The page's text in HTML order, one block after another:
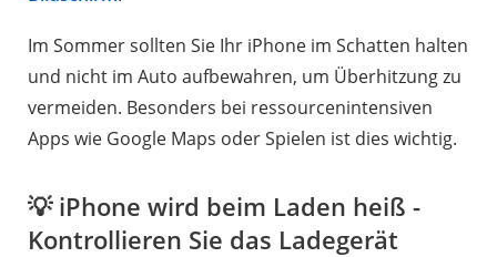
Im Sommer sollten Sie Ihr iPhone im Schatten halten
und nicht im Auto aufbewahren, um Überhitzung zu
vermeiden. Besonders bei ressourcenintensiven
Apps wie Google Maps oder Spielen ist dies wichtig.
💡 iPhone wird beim Laden heiß -
Kontrollieren Sie das Ladegerät